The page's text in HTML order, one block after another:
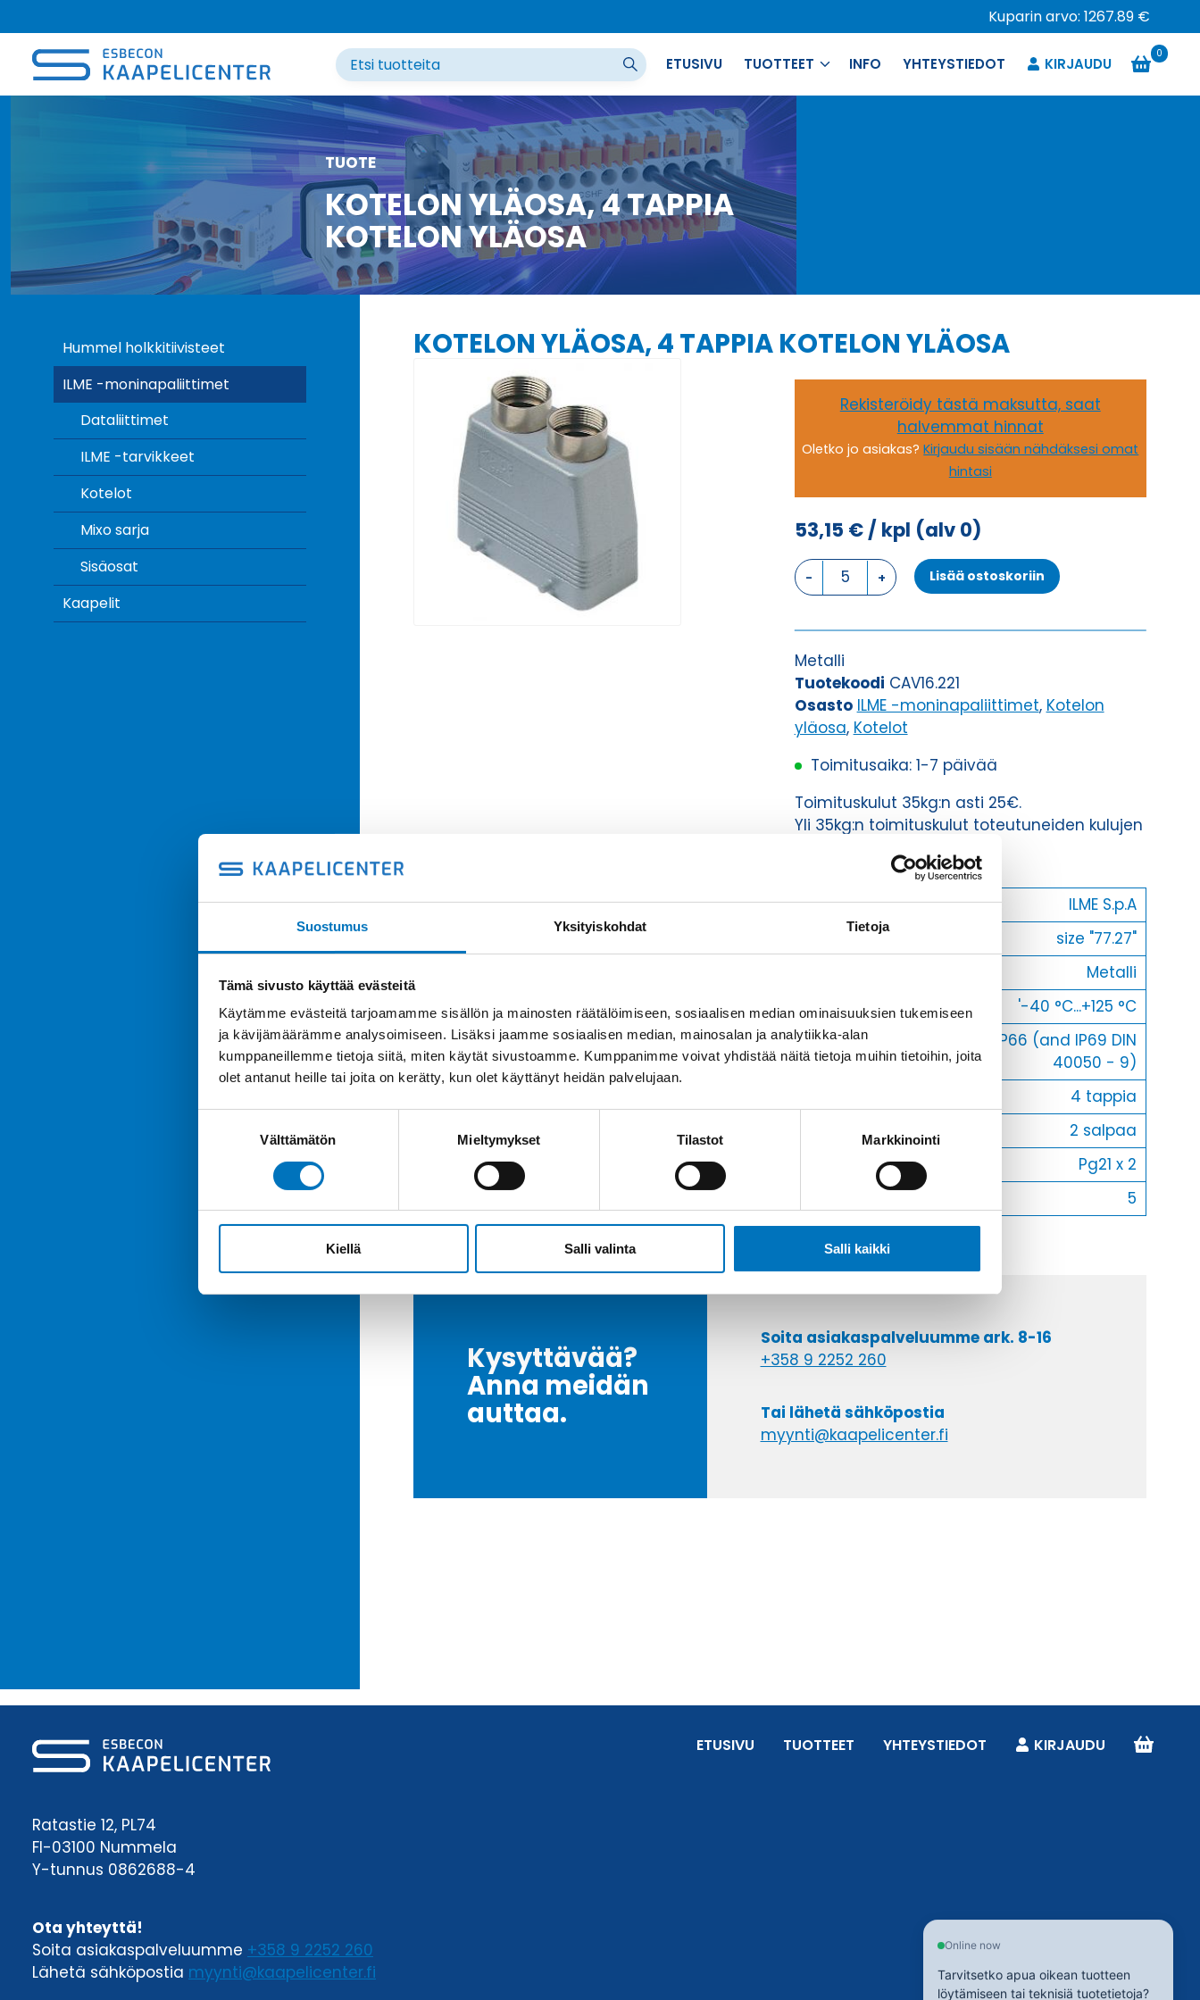
Suostumus Yksityiskohdat Tietoja
Tämä sivusto käyttää evästeitä
Käytämme evästeitä tarjoamamme sisällön ja mainosten räätälöimiseen, sosiaalisen median ominaisuuksien tukemiseen
ja kävijämäärämme analysoimiseen. Lisäksi jaamme sosiaalisen median, mainosalan ja analytiikka-alan
kumppaneillemme tietoja siitä, miten käytät sivustoamme. Kumppanimme voivat yhdistää näitä tietoja muihin tietoihin, joita
olet antanut heille tai joita on kerätty, kun olet käyttänyt heidän palvelujaan.
Välttämätön Mieltymykset Tilastot Markkinointi
Kiellä Salli valinta Salli kaikki
sisältöön
Kuparin arvo: 1267.89 €
ETUSIVU TUOTTEET INFO YHTEYSTIEDOT KIRJAUDU
0
TUOTE
KOTELON YLÄOSA, 4 TAPPIA
KOTELON YLÄOSA
Hummel holkkitiivisteet
ILME -moninapaliittimet
Dataliittimet
ILME -tarvikkeet
Kotelot
Mixo sarja
Sisäosat
Kaapelit
KOTELON YLÄOSA, 4 TAPPIA KOTELON YLÄOSA
Rekisteröidy tästä maksutta, saat
halvemmat hinnat
Oletko jo asiakas?Kirjaudu sisään nähdäksesi omat
hintasi
53,15 €/ kpl (alv 0)
KOTELON
YLÄOSA,
TAPPIA
KOTELON
YLÄOSA
määrä
Lisää ostoskoriin
Metalli
Tuotekoodi CAV16.221
Osasto ILME -moninapaliittimet, Kotelon
yläosa, Kotelot
Toimitusaika: 1-7 päivää
Toimituskulut 35kg:n asti 25€.
Yli 35kg:n toimituskulut toteutuneiden kulujen
Valmistaja
ILME S.p.A
size "77.27"
Metalli
Käyttölämpötila
'-40 °C...+125 °C
IP-luokka
IP66 (and IP69 DIN
40050 - 9)
4 tappia
Vastakohta L
2 salpaa
Pg21 x 2
5
Kysyttävää?
Anna meidän
auttaa.
Soita asiakaspalveluumme ark. 8-16
+358 9 2252 260
Tai lähetä sähköpostia
myynti@kaapelicenter.fi
Ratastie 12, PL74
FI-03100 Nummela
Y-tunnus 0862688-4
Ota yhteyttä!
Soita asiakaspalveluumme +358 9 2252 260
Lähetä sähköpostia myynti@kaapelicenter.fi
ETUSIVU TUOTTEET YHTEYSTIEDOT KIRJAUDU
Online now
Tarvitsetko apua oikean tuotteen
löytämiseen tai teknisiä tuotetietoja?